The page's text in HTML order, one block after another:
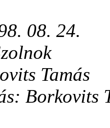
08. 24.
Tamás
Borkovits